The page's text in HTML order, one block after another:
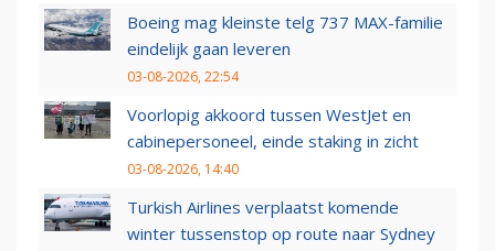
Boeing mag kleinste telg 737 MAX-familie
eindelijk gaan leveren
03-08-2026, 22:54
Voorlopig akkoord tussen WestJet en
cabinepersoneel, einde staking in zicht
03-08-2026, 14:40
Turkish Airlines verplaatst komende
winter tussenstop op route naar Sydney